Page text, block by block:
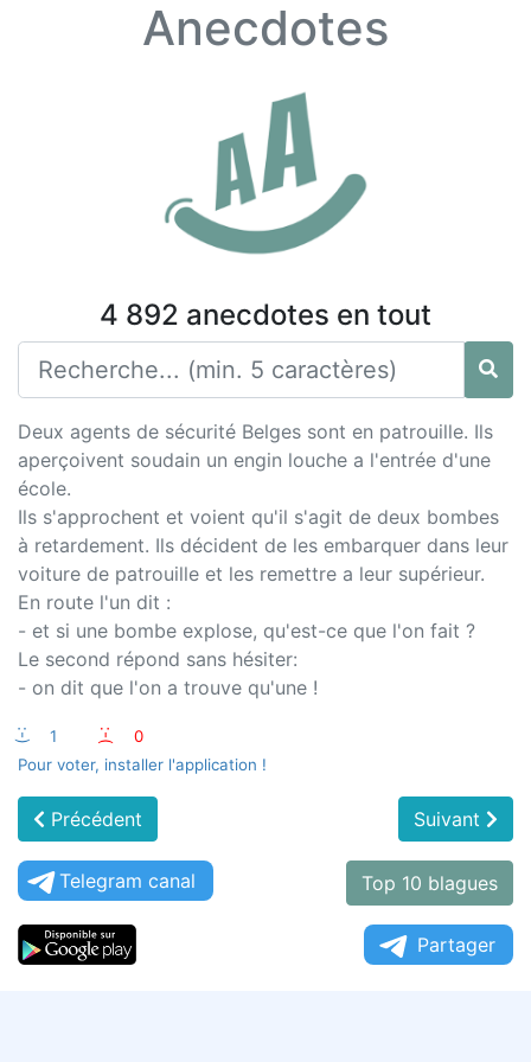
Anecdotes
4 892 anecdotes en tout
Deux agents de sécurité Belges sont en patrouille. Ils
aperçoivent soudain un engin louche a l'entrée d'une
école.
Ils s'approchent et voient qu'il s'agit de deux bombes
à retardement. Ils décident de les embarquer dans leur
voiture de patrouille et les remettre a leur supérieur.
En route l'un dit :
- et si une bombe explose, qu'est-ce que l'on fait ?
Le second répond sans hésiter:
- on dit que l'on a trouve qu'une !
:-) 1 :-(
0
Pour voter, installer l'application !
Précédent Suivant
Telegram canal Top 10 blagues
Partager